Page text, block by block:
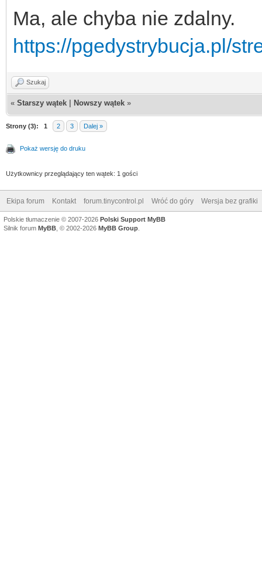
Ma, ale chyba nie zdalny.
https://pgedystrybucja.pl/
Szukaj
« Starszy wątek Nowszy wątek »
Strony (3): 1 2 3 Dalej »
Pokaż wersję do druku
Użytkownicy przeglądający ten wątek: 1 gości
Ekipa forum Kontakt forum.tinycontrol.pl Wróć do góry Wersja bez grafiki
Polskie tłumaczenie © 2007-2026 Polski Support MyBB
Silnik forum MyBB , © 2002-2026 MyBB Group